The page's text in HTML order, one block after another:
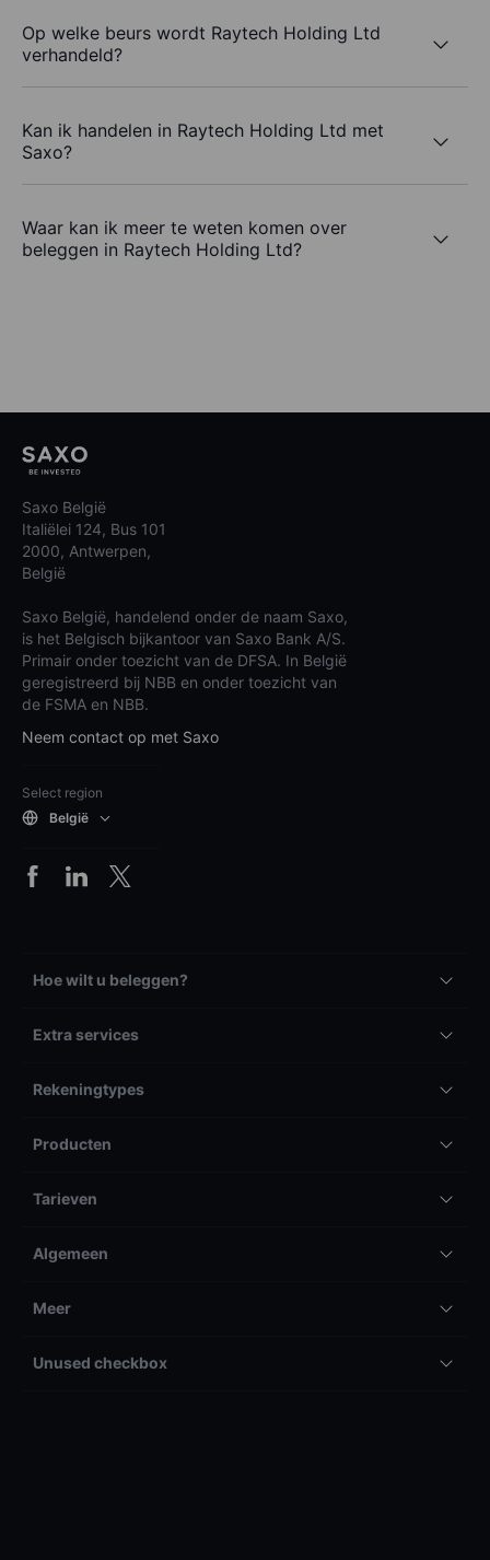
Op welke beurs wordt Raytech Holding Ltd
verhandeld?
Kan ik handelen in Raytech Holding Ltd met
Saxo?
Waar kan ik meer te weten komen over
beleggen in Raytech Holding Ltd?
Saxo België
Italiëlei 124, Bus 101
2000, Antwerpen,
België
Saxo België, handelend onder de naam Saxo,
is het Belgisch bijkantoor van Saxo Bank A/S.
Primair onder toezicht van de DFSA. In België
geregistreerd bij NBB en onder toezicht van
de FSMA en NBB.
Neem contact op met Saxo
Select region
België
Hoe wilt u beleggen?
Extra services
Rekeningtypes
Producten
Tarieven
Algemeen
Meer
Unused checkbox